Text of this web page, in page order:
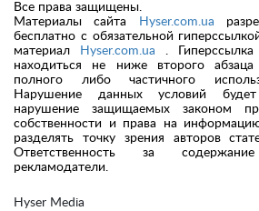
Hyser Media
Все права защищены.
Материалы сайта
Hyser.com.ua
бесплатно с обязательной
материал
Hyser.com.ua . Гиперссылка
находиться не ниже второго
полного либо частичного
Нарушение данных условий будет
нарушение защищаемых законом
собственности и права на
разделять точку зрения авторов
Ответственность за
рекламодатели.